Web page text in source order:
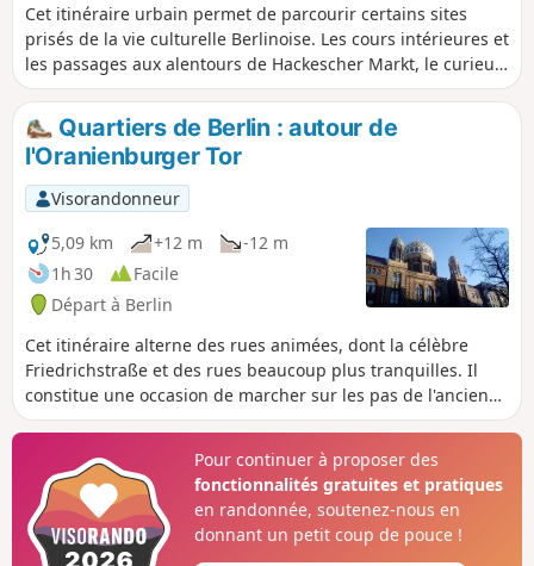
Cet itinéraire urbain permet de parcourir certains sites
prisés de la vie culturelle Berlinoise. Les cours intérieures et
les passages aux alentours de Hackescher Markt, le curieux
ensemble de l'ancien château d'eau, et l'animée
Kollwitzplatz sauront charmer le promeneur.
Quartiers de Berlin : autour de
l'Oranienburger Tor
Visorandonneur
5,09 km
+12 m
-12 m
1h 30
Facile
Départ à Berlin
Cet itinéraire alterne des rues animées, dont la célèbre
Friedrichstraße et des rues beaucoup plus tranquilles. Il
constitue une occasion de marcher sur les pas de l'ancienne
communauté juive de Berlin, une des plus importantes
Pour continuer à proposer des
fonctionnalités gratuites et pratiques
en randonnée, soutenez-nous en
donnant un petit coup de pouce !